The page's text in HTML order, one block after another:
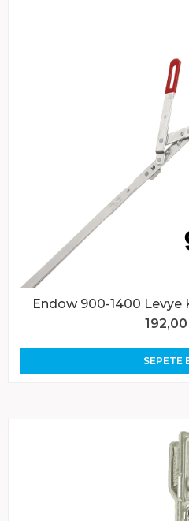
Endow 900-1400 Levye
SEPETE